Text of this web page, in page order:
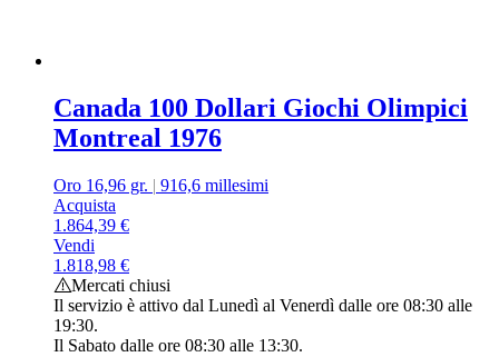
Canada 100 Dollari Giochi Olimpici
Montreal 1976
Oro 16,96 gr. | 916,6 millesimi
Acquista
1.864,39 €
Vendi
1.818,98 €
Mercati chiusi
Il servizio è attivo dal Lunedì al Venerdì dalle ore 08:30 alle
19:30.
Il Sabato dalle ore 08:30 alle 13:30.